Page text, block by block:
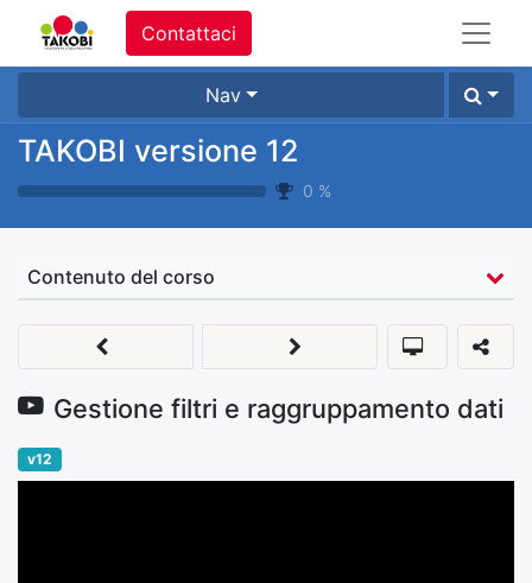
Contattaci
Nav
TAKOBI versione 12
0 %
Contenuto del corso
Gestione filtri e raggruppamento dati
v12